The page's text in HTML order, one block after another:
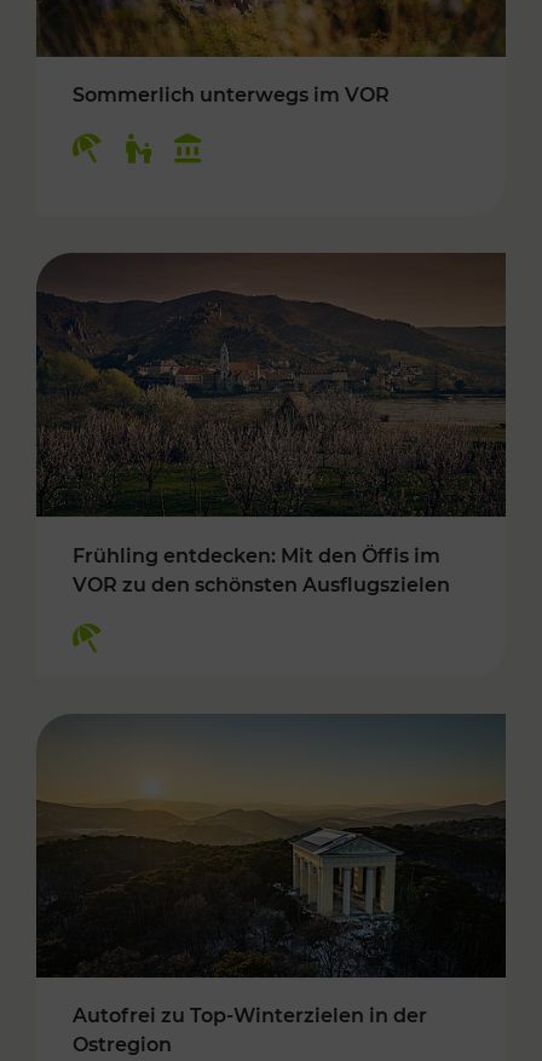
Sommerlich unterwegs im VOR
Frühling entdecken: Mit den Öffis im
VOR zu den schönsten Ausflugszielen
Autofrei zu Top-Winterzielen in der
Ostregion